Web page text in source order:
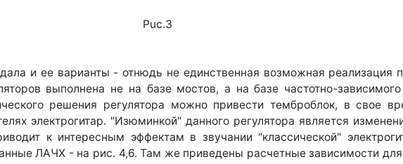
Puc.3
и ее варианты - отнюдь не единственная возможная реализация
выполнена не на базе мостов, а на базе частотно-
решения регулятора можно привести темброблок, в свое
электрогитар. "Изюминкой" данного регулятора является
к интересным эффектам в звучании "классической"
ЛАЧХ - на рис. 4,6. Там же приведены расчетные зависимости